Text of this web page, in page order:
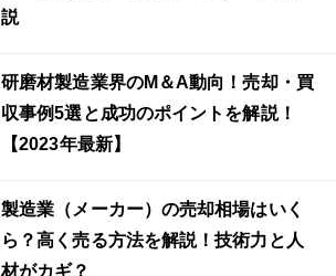
説
研磨材製造業界のM＆A動向！売却・買
収事例5選と成功のポイントを解説！
【2023年最新】
製造業（メーカー）の売却相場はいく
ら？高く売る方法を解説！技術力と人
材がカギ？